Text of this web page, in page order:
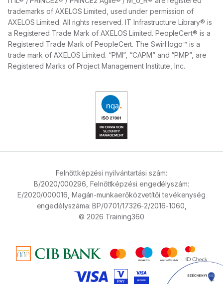
trademarks of AXELOS Limited, used under permission of
AXELOS Limited. All rights reserved. IT Infrastructure Library® is
a Registered Trade Mark of AXELOS Limited. PeopleCert® is a
Registered Trade Mark of PeopleCert. The Swirl logo™ is a
trade mark of AXELOS Limited. “PMI”, “CAPM” and “PMP”, are
Registered Marks of Project Management Institute, Inc.
Felnőttképzési nyilvántartási szám:
B/2020/000296, Felnőttképzési engedélyszám:
E/2020/000016, Magán-munkaerőközvetítői tevékenység
engedélyszáma:BP/0701/17326-2/2016-1060,
© 2026 Training360